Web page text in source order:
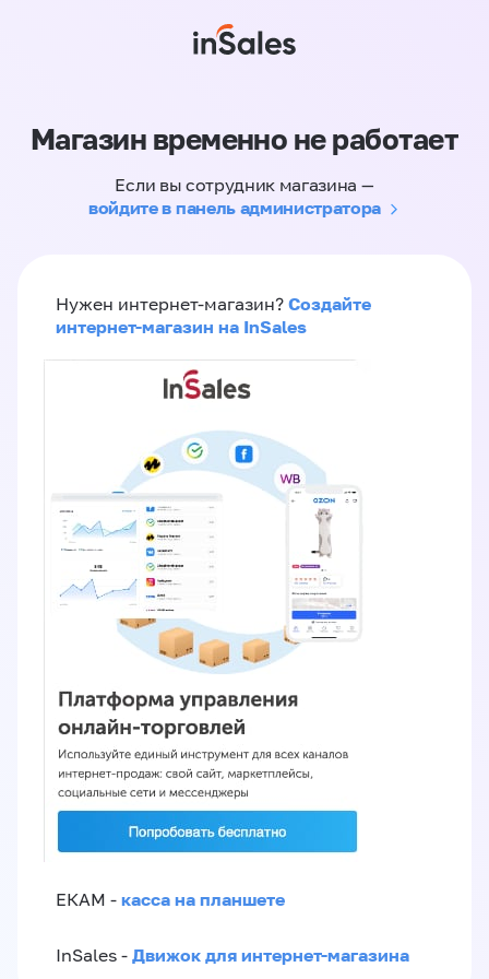
Магазин временно не работает
Если вы сотрудник магазина —
войдите в панель администратора
Нужен интернет-магазин? Создайте
интернет-магазин на InSales
ЕКАМ - касса на планшете
InSales - Движок для интернет-магазина